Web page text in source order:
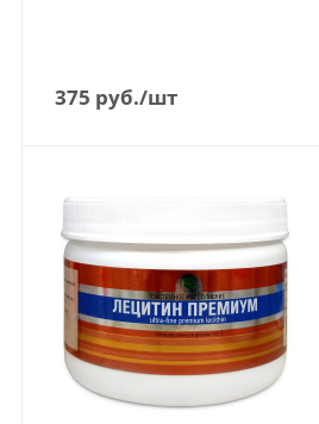
375 руб./шт